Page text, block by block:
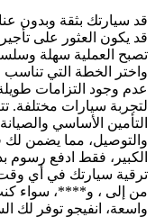
قد سيارتك بثقة وبدون
قد يكون العثور على
تصبح العملية سهلة
واختر الخطة التي تناسب
عدم وجود التزامات
لتجربة سيارات مختلفة.
التأمين الأساسي
والتوصيل، مما يضمن لك
الكبير، فقط ادفع رسوم
ترقية سيارتك في أي
واسعة، انفيجو توفر لك